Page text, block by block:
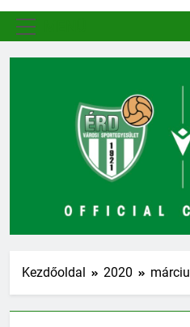
Kezdőoldal 2020